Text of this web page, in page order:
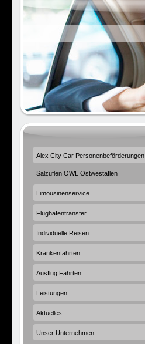
Alex City Car Personenbeförderungen
Salzuflen OWL Ostwestaflen
Limousinenservice
Flughafentransfer
Individuelle Reisen
Krankenfahrten
Ausflug Fahrten
Leistungen
Aktuelles
Unser Unternehmen